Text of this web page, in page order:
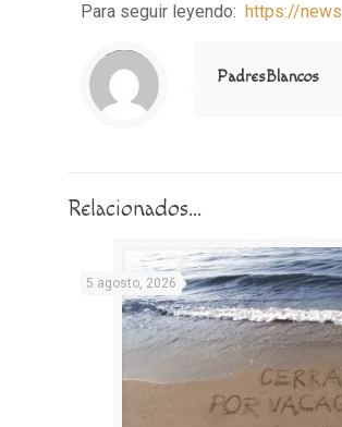
Para seguir leyendo:https://
Notice
: Trying to access array offset on value of type null in
/home/misioner/public_html/padresblancos/themes/betheme/includes/content-single.php
on line
286
PadresBlancos
Relacionados...
5 agosto, 2026